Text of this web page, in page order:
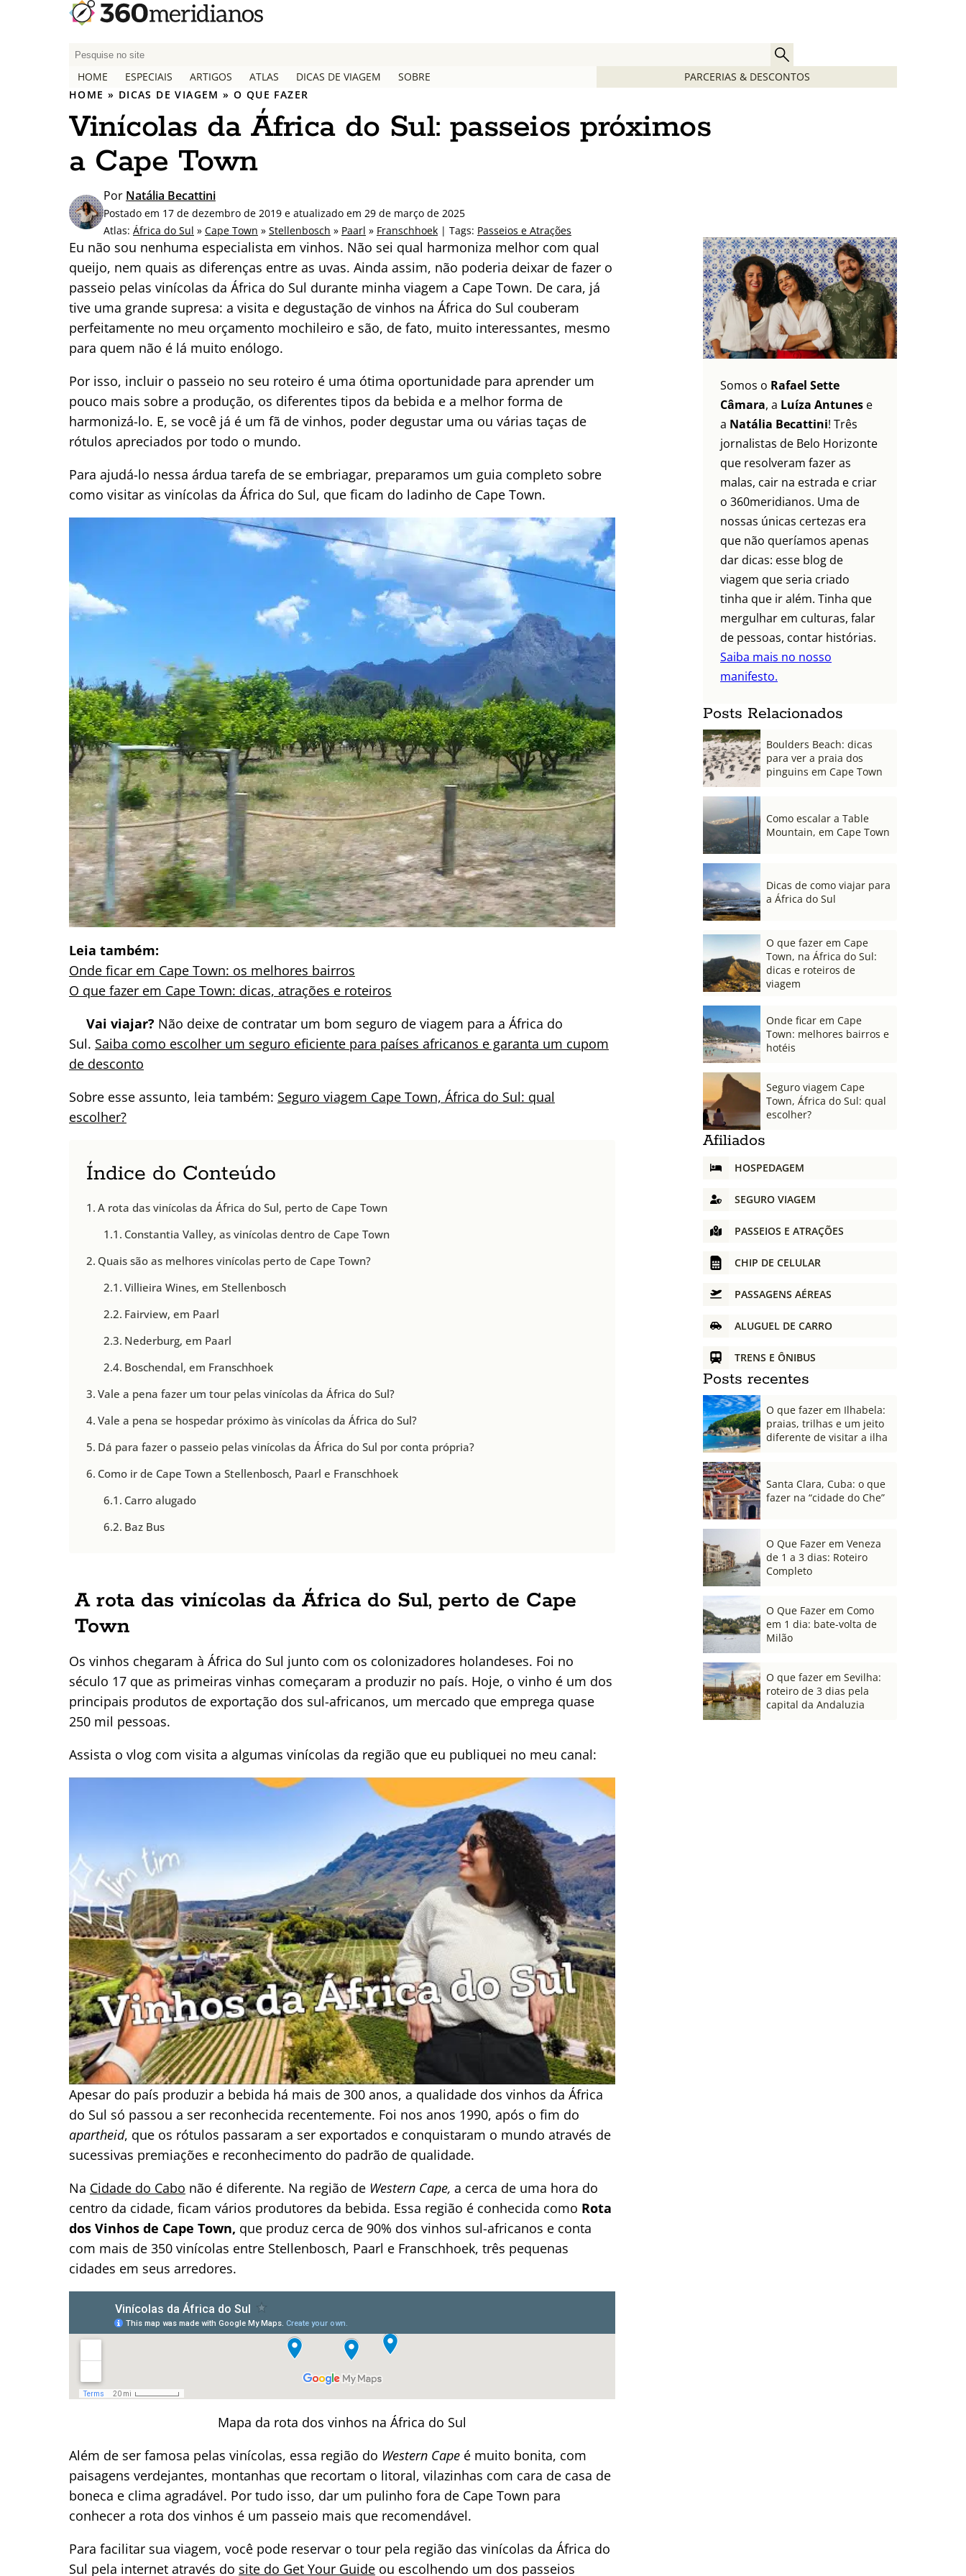
P
q
u
s
a
p
o
r
:
HOME ESPECIAIS ARTIGOS ATLAS DICAS DE VIAGEM SOBRE
PARCERIAS & DESCONTOS
HOME » DICAS DE VIAGEM »O QUE FAZER
Vinícolas da África do Sul: passeios próximos
a Cape Town
Por Natália Becattini
Postado em 17 de dezembro de 2019 e atualizado em 29 de março de 2025
Atlas: África do Sul » Cape Town » Stellenbosch » Paarl » Franschhoek | Tags: Passeios e Atrações
Eu não sou nenhuma especialista em vinhos. Não sei qual harmoniza melhor com qual
queijo, nem quais as diferenças entre as uvas. Ainda assim, não poderia deixar de fazer o
passeio pelas vinícolas da África do Sul durante minha viagem a Cape Town. De cara, já
tive uma grande supresa: a visita e degustação de vinhos na África do Sul couberam
perfeitamente no meu orçamento mochileiro e são, de fato, muito interessantes, mesmo
para quem não é lá muito enólogo.
Por isso, incluir o passeio no seu roteiro é uma ótima oportunidade para aprender um
pouco mais sobre a produção, os diferentes tipos da bebida e a melhor forma de
harmonizá-lo. E, se você já é um fã de vinhos, poder degustar uma ou várias taças de
rótulos apreciados por todo o mundo.
Para ajudá-lo nessa árdua tarefa de se embriagar, preparamos um guia completo sobre
como visitar as vinícolas da África do Sul, que ficam do ladinho de Cape Town.
Leia também:
Onde ficar em Cape Town: os melhores bairros
O que fazer em Cape Town: dicas, atrações e roteiros
Vai viajar? Não deixe de contratar um bom seguro de viagem para a África do
Sul. Saiba como escolher um seguro eficiente para países africanos e garanta um cupom
de desconto
Sobre esse assunto, leia também: Seguro viagem Cape Town, África do Sul: qual
escolher?
Índice do Conteúdo
A rota das vinícolas da África do Sul, perto de Cape Town
Constantia Valley, as vinícolas dentro de Cape Town
Quais são as melhores vinícolas perto de Cape Town?
Villieira Wines, em Stellenbosch
Fairview, em Paarl
Nederburg, em Paarl
Boschendal, em Franschhoek
Vale a pena fazer um tour pelas vinícolas da África do Sul?
Vale a pena se hospedar próximo às vinícolas da África do Sul?
Dá para fazer o passeio pelas vinícolas da África do Sul por conta própria?
Como ir de Cape Town a Stellenbosch, Paarl e Franschhoek
Carro alugado
Baz Bus
A rota das vinícolas da África do Sul, perto de Cape
Town
Os vinhos chegaram à África do Sul junto com os colonizadores holandeses. Foi no
século 17 que as primeiras vinhas começaram a produzir no país. Hoje, o vinho é um dos
principais produtos de exportação dos sul-africanos, um mercado que emprega quase
250 mil pessoas.
Assista o vlog com visita a algumas vinícolas da região que eu publiquei no meu canal:
Apesar do país produzir a bebida há mais de 300 anos, a qualidade dos vinhos da África
do Sul só passou a ser reconhecida recentemente. Foi nos anos 1990, após o fim do
apartheid, que os rótulos passaram a ser exportados e conquistaram o mundo através de
sucessivas premiações e reconhecimento do padrão de qualidade.
Na Cidade do Cabo não é diferente. Na região de Western Cape, a cerca de uma hora do
centro da cidade, ficam vários produtores da bebida. Essa região é conhecida como Rota
dos Vinhos de Cape Town, que produz cerca de 90% dos vinhos sul-africanos e conta
com mais de 350 vinícolas entre Stellenbosch, Paarl e Franschhoek, três pequenas
cidades em seus arredores.
Mapa da rota dos vinhos na África do Sul
Além de ser famosa pelas vinícolas, essa região do Western Cape é muito bonita, com
paisagens verdejantes, montanhas que recortam o litoral, vilazinhas com cara de casa de
boneca e clima agradável. Por tudo isso, dar um pulinho fora de Cape Town para
conhecer a rota dos vinhos é um passeio mais que recomendável.
Para facilitar sua viagem, você pode reservar o tour pela região das vinícolas da África do
Sul pela internet através do site do Get Your Guide ou escolhendo um dos passeios
Somos o Rafael Sette
Câmara, a Luíza Antunes e
a Natália Becattini! Três
jornalistas de Belo Horizonte
que resolveram fazer as
malas, cair na estrada e criar
o 360meridianos. Uma de
nossas únicas certezas era
que não queríamos apenas
dar dicas: esse blog de
viagem que seria criado
tinha que ir além. Tinha que
mergulhar em culturas, falar
de pessoas, contar histórias.
Saiba mais no nosso
manifesto.
Posts Relacionados
Boulders Beach: dicas
para ver a praia dos
pinguins em Cape Town
Como escalar a Table
Mountain, em Cape Town
Dicas de como viajar para
a África do Sul
O que fazer em Cape
Town, na África do Sul:
dicas e roteiros de
viagem
Onde ficar em Cape
Town: melhores bairros e
hotéis
Seguro viagem Cape
Town, África do Sul: qual
escolher?
Afiliados
HOSPEDAGEM
SEGURO VIAGEM
PASSEIOS E ATRAÇÕES
CHIP DE CELULAR
PASSAGENS AÉREAS
ALUGUEL DE CARRO
TRENS E ÔNIBUS
Posts recentes
O que fazer em Ilhabela:
praias, trilhas e um jeito
diferente de visitar a ilha
Santa Clara, Cuba: o que
fazer na “cidade do Che”
O Que Fazer em Veneza
de 1 a 3 dias: Roteiro
Completo
O Que Fazer em Como
em 1 dia: bate-volta de
Milão
O que fazer em Sevilha:
roteiro de 3 dias pela
capital da Andaluzia